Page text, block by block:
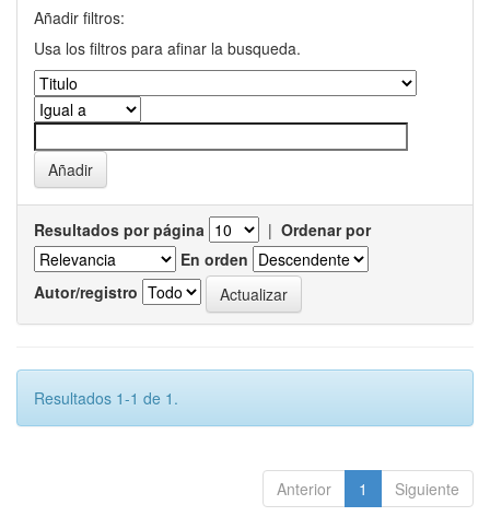
Añadir filtros:
Usa los filtros para afinar la busqueda.
Resultados por página | Ordenar por
En orden
Autor/registro
Resultados 1-1 de 1.
Anterior 1 Siguiente